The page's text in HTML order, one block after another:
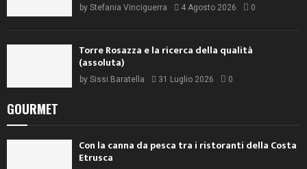
by Stefania Vinciguerra 4 Agosto 2026 0
Torre Rosazza e la ricerca della qualità
(assoluta)
by Sissi Baratella 31 Luglio 2026 0
GOURMET
Con la canna da pesca tra i ristoranti della Costa
Etrusca